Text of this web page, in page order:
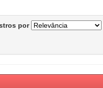
por